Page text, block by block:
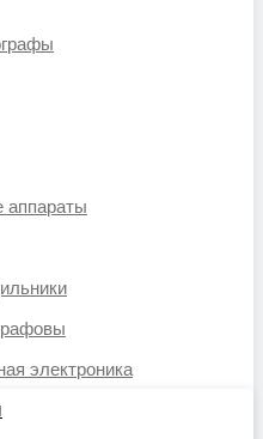
аппараты
электроника